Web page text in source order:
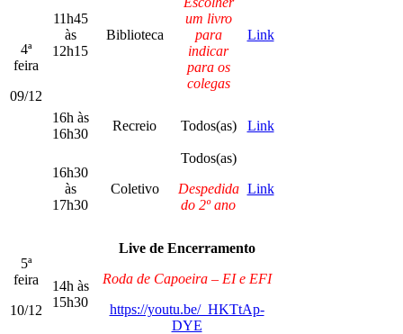
4ª
feira
09/12
11h45
às
12h15
Biblioteca
um livro
para
indicar
para os
colegas
Link
16h às
16h30
Recreio Todos(as) Link
16h30
às
17h30
Coletivo
Todos(as)
Despedida
do 2º ano
Link
5ª
feira
10/12
14h às
15h30
Live de Encerramento
Roda de Capoeira – EI e EFI
https://youtu.be/_HKTtAp-
DYE